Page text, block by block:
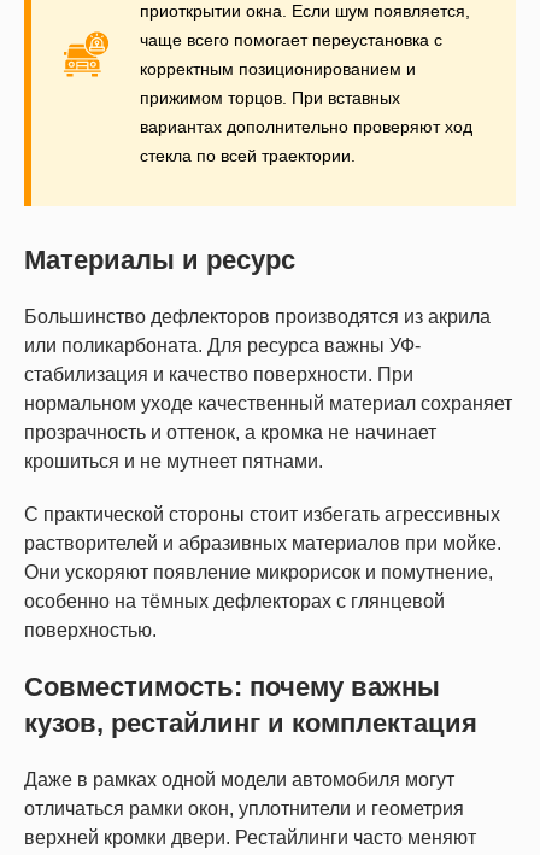
приоткрытии окна. Если шум появляется,
чаще всего помогает переустановка с
корректным позиционированием и
прижимом торцов. При вставных
вариантах дополнительно проверяют ход
стекла по всей траектории.
Материалы и ресурс
Большинство дефлекторов производятся из акрила
или поликарбоната. Для ресурса важны УФ-
стабилизация и качество поверхности. При
нормальном уходе качественный материал сохраняет
прозрачность и оттенок, а кромка не начинает
крошиться и не мутнеет пятнами.
С практической стороны стоит избегать агрессивных
растворителей и абразивных материалов при мойке.
Они ускоряют появление микрорисок и помутнение,
особенно на тёмных дефлекторах с глянцевой
поверхностью.
Совместимость: почему важны
кузов, рестайлинг и комплектация
Даже в рамках одной модели автомобиля могут
отличаться рамки окон, уплотнители и геометрия
верхней кромки двери. Рестайлинги часто меняют